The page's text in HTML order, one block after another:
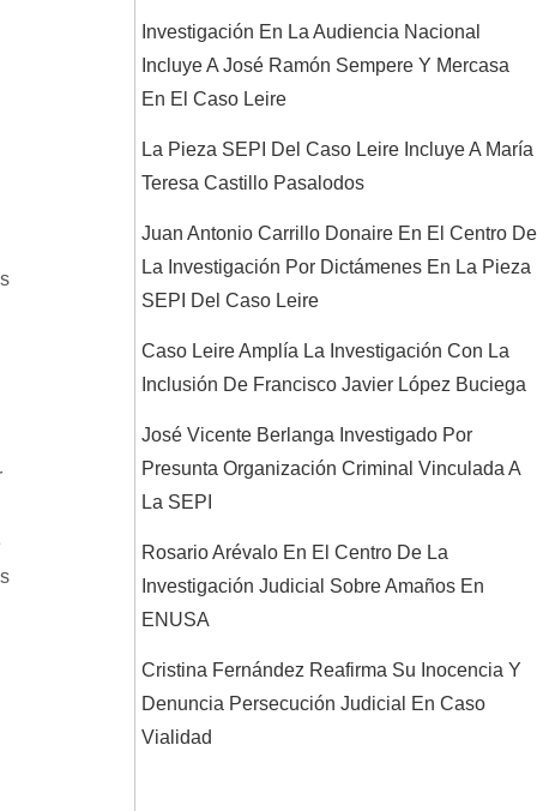
Investigación En La Audiencia Nacional
Incluye A José Ramón Sempere Y Mercasa
En El Caso Leire
La Pieza SEPI Del Caso Leire Incluye A María
Teresa Castillo Pasalodos
Juan Antonio Carrillo Donaire En El Centro De
La Investigación Por Dictámenes En La Pieza
SEPI Del Caso Leire
Caso Leire Amplía La Investigación Con La
Inclusión De Francisco Javier López Buciega
José Vicente Berlanga Investigado Por
Presunta Organización Criminal Vinculada A
La SEPI
Rosario Arévalo En El Centro De La
Investigación Judicial Sobre Amaños En
ENUSA
Cristina Fernández Reafirma Su Inocencia Y
Denuncia Persecución Judicial En Caso
Vialidad